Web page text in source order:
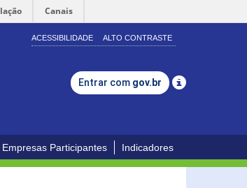
Canais
ACESSIBILIDADE ALTO CONTRASTE
Entrar com gov.br
Empresas Participantes Indicadores